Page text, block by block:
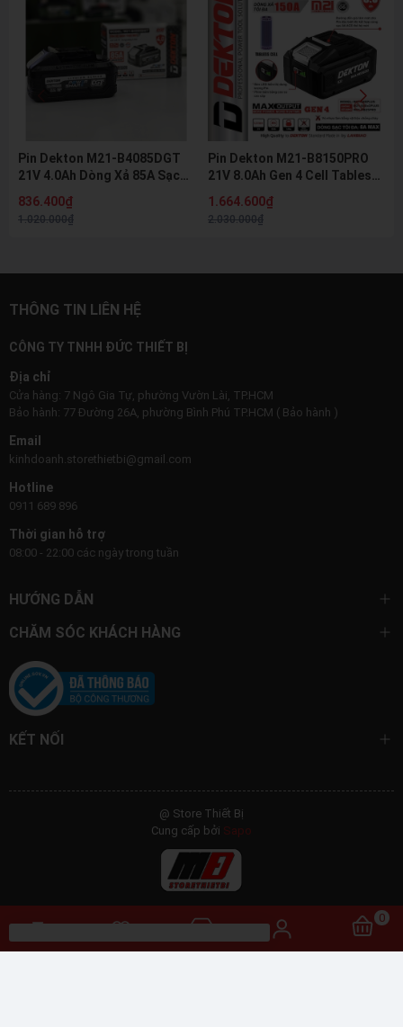
0
Pin Dekton M21-B4085DGT
21V 4.0Ah Dòng Xả 85A Sạc
Chính Hãng
836.400₫
1.020.000₫
Pin Dekton M21-B8150PRO
21V 8.0Ah Gen 4 Cell Tabless
M21 Chính Hãng
1.664.600₫
2.030.000₫
THÔNG TIN LIÊN HỆ
CÔNG TY TNHH ĐỨC THIẾT BỊ
Địa chỉ
Cửa hàng: 7 Ngô Gia Tự, phường Vườn Lài, TP.HCM
Bảo hành: 77 Đường 26A, phường Bình Phú TP.HCM ( Bảo hành )
Email
kinhdoanh.storethietbi@gmail.com
Hotline
0911 689 896
Thời gian hỗ trợ
08:00 - 22:00 các ngày trong tuần
HƯỚNG DẪN
CHĂM SÓC KHÁCH HÀNG
KẾT NỐI
@ Store Thiết Bị
Cung cấp bởi Sapo